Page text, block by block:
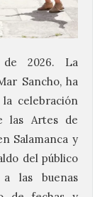
2026. La
Sancho, ha
celebración
las Artes de
Salamanca y
del público
las buenas